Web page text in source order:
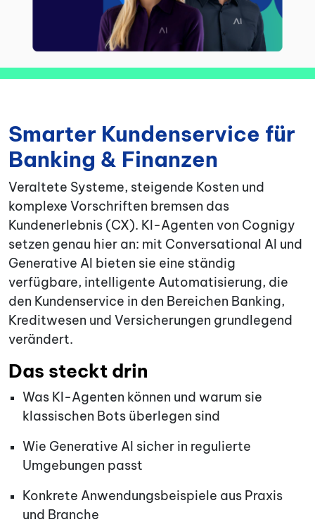
Smarter Kundenservice für
Banking & Finanzen
Veraltete Systeme, steigende Kosten und
komplexe Vorschriften bremsen das
Kundenerlebnis (CX). KI-Agenten von Cognigy
setzen genau hier an: mit Conversational AI und
Generative AI bieten sie eine ständig
verfügbare, intelligente Automatisierung, die
den Kundenservice in den Bereichen Banking,
Kreditwesen und Versicherungen grundlegend
verändert.
Das steckt drin
Was KI-Agenten können und warum sie
klassischen Bots überlegen sind
Wie Generative AI sicher in regulierte
Umgebungen passt
Konkrete Anwendungsbeispiele aus Praxis
und Branche